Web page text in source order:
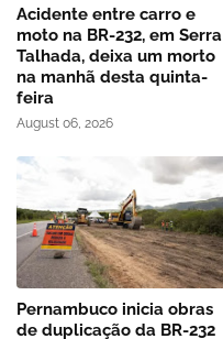
Acidente entre carro e
moto na BR-232, em Serra
Talhada, deixa um morto
na manhã desta quinta-
feira
August 06, 2026
Pernambuco inicia obras
de duplicação da BR-232